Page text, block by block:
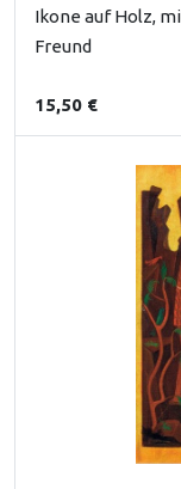
Ikone auf Holz,
Freund
15,50 €